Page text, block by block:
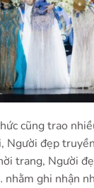
cũng trao
Người đẹp
trang, Người
ghi nhận